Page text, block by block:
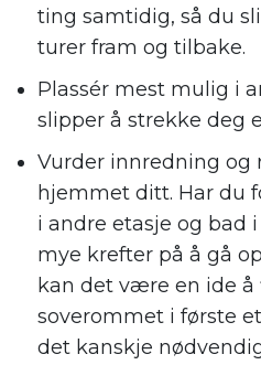
ting samtidig, så du
turer fram og tilbake.
Plassér mest mulig i
slipper å strekke deg
Vurder innredning og
hjemmet ditt. Har du
i andre etasje og bad
mye krefter på å gå
kan det være en ide å
soverommet i første
det kanskje nødvend